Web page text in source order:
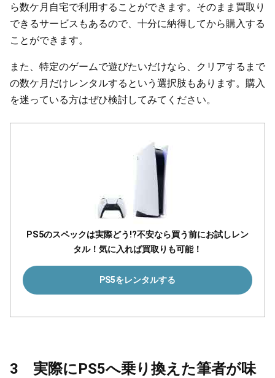
ら数ケ月自宅で利用することができます。そのまま買取り
できるサービスもあるので、十分に納得してから購入する
ことができます。
また、特定のゲームで遊びたいだけなら、クリアするまで
の数ケ月だけレンタルするという選択肢もあります。購入
を迷っている方はぜひ検討してみてください。
PS5のスペックは実際どう!?不安なら買う前にお試しレン
タル！気に入れば買取りも可能！
PS5をレンタルする
3 実際にPS5へ乗り換えた筆者が味